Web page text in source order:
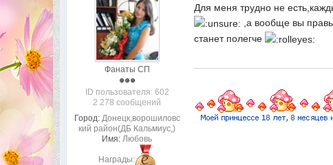
Фанаты СП
ID пользователя: 602
2 278 сообщений
Город: Донецк,ворошиловс
кий район(ДБ Кальмиус,)
Имя: Любовь
Награды:
Для меня трудно не
,а вообще вы
станет полегче